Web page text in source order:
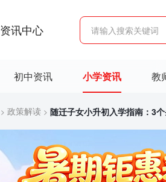
资讯中心
初中资讯 小学资讯 教
> 政策解读 > 随迁子女小升初入学指南：3